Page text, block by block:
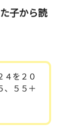
子から読
４を２０
、５５＋